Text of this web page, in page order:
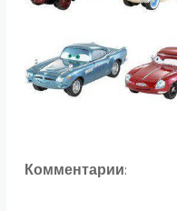
Комментарии: